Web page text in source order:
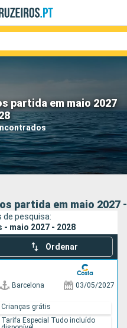
partida em maio 2027
Companhias
partida em maio 2027
de pesquisa:
maio 2027 - 2028
Ordenar
Barcelona 03/05/2027
Crianças grátis
Tarifa Especial Tudo incluído